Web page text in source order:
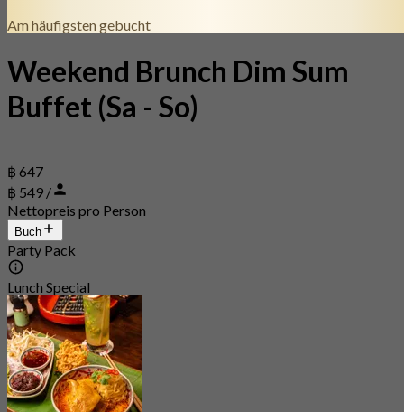
Am häufigsten gebucht
Weekend Brunch Dim Sum
Buffet (Sa - So)
฿ 647
฿ 549 /
Nettopreis pro Person
Buch
Party Pack
Lunch Special